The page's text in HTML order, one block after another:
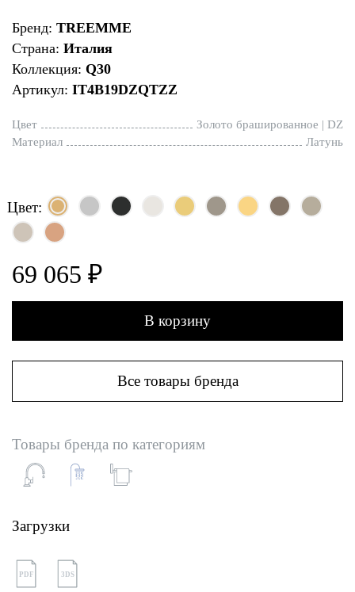
Бренд: TREEMME
Страна: Италия
Коллекция: Q30
Артикул: IT4B19DZQTZZ
Цвет
Золото брашированное | DZ
Материал
Латунь
Цвет:
69 065 ₽
В корзину
Все товары бренда
Товары бренда по категориям
Загрузки
PDF 3DS